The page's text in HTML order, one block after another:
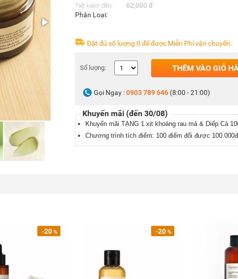
Tiết kiệm đến:
62,000 đ
Phân Loại:
Đặt đủ số lượng 0 để được Miễn Phí vận chuyển.
Số lượng: THÊM VÀO GIỎ
Gọi Ngay :0903 789 646 (8:00 - 21:00)
Khuyến mãi (đến 30/08)
Khuyến mãi TẶNG 1 xịt khoáng rau má & Diếp Cá
Chương trình tích điểm: 100 điểm đổi được
-20 % -20 %